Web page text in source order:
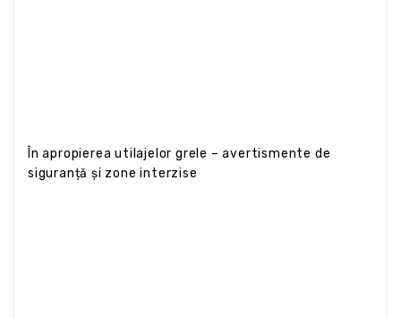
În apropierea utilajelor grele – avertismente de
siguranță și zone interzise